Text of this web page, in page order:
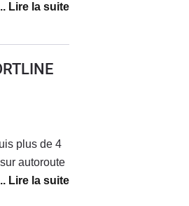
au soleil.
Mais
plus de 4
autoroute